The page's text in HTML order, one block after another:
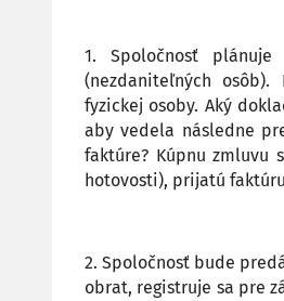
1. Spoločnosť
(nezdaniteľných
fyzickej osoby. Aký
aby vedela následne
faktúre? Kúpnu zmluvu
hotovosti), prijatú
2. Spoločnosť bude
obrat, registruje sa pre